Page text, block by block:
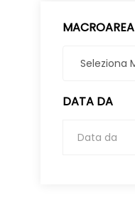
MACROAREA
DATA DA